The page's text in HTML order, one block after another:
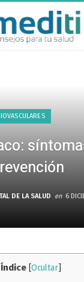
DE LA SALUD en 6
Índice [Ocultar]